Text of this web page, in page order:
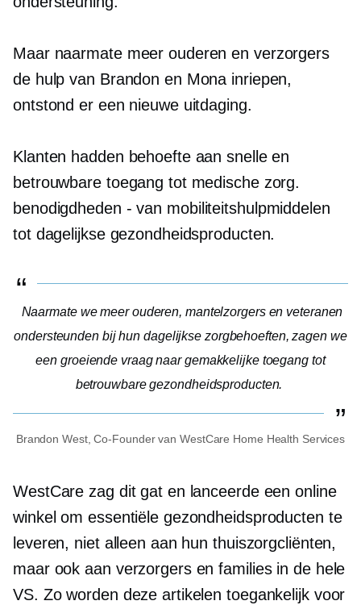
Maar naarmate meer ouderen en verzorgers
de hulp van Brandon en Mona inriepen,
ontstond er een nieuwe uitdaging.
Klanten hadden behoefte aan snelle en
betrouwbare toegang tot medische zorg.
benodigdheden - van mobiliteitshulpmiddelen
tot dagelijkse gezondheidsproducten.
Naarmate we meer ouderen, mantelzorgers en veteranen
ondersteunden bij hun dagelijkse zorgbehoeften, zagen we
een groeiende vraag naar gemakkelijke toegang tot
betrouwbare gezondheidsproducten.
Brandon West,Co-Foundervan WestCare Home Health Services
WestCare zag dit gat en lanceerde een online
winkel om essentiële gezondheidsproducten te
leveren, niet alleen aan hun thuiszorgcliënten,
maar ook aan verzorgers en families in de hele
VS. Zo worden deze artikelen toegankelijk voor